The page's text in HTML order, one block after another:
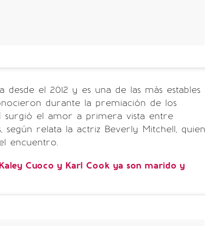
desde el 2012 y es una de las más estables
durante la premiación de los
surgió el amor a primera vista entre
según relata la actriz Beverly Mitchell, quien
encuentro.
Cuoco y Karl Cook ya son marido y